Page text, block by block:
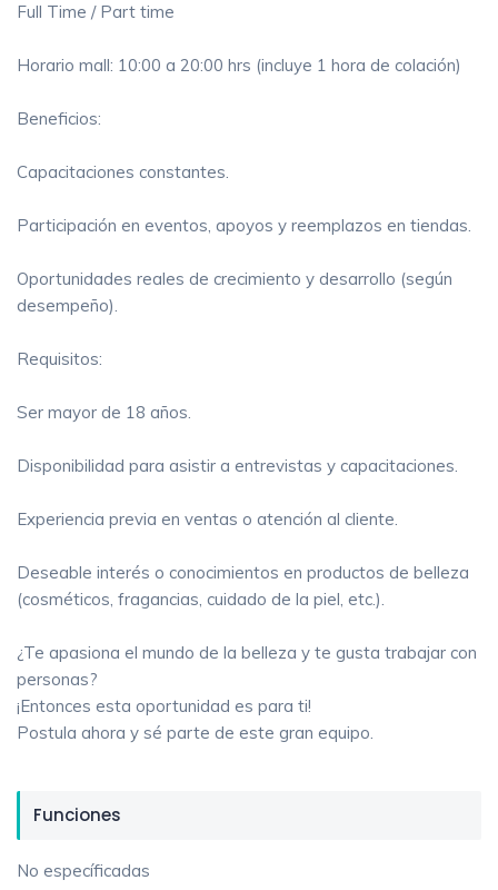
Full Time / Part time
Horario mall: 10:00 a 20:00 hrs (incluye 1 hora de colación)
Beneficios:
Capacitaciones constantes.
Participación en eventos, apoyos y reemplazos en tiendas.
Oportunidades reales de crecimiento y desarrollo (según
desempeño).
Requisitos:
Ser mayor de 18 años.
Disponibilidad para asistir a entrevistas y capacitaciones.
Experiencia previa en ventas o atención al cliente.
Deseable interés o conocimientos en productos de belleza
(cosméticos, fragancias, cuidado de la piel, etc.).
¿Te apasiona el mundo de la belleza y te gusta trabajar con
personas?
¡Entonces esta oportunidad es para ti!
Postula ahora y sé parte de este gran equipo.
Funciones
No específicadas